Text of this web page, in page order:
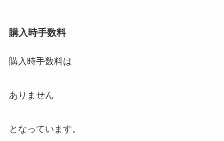
購入時手数料
購入時手数料は
ありません
となっています。